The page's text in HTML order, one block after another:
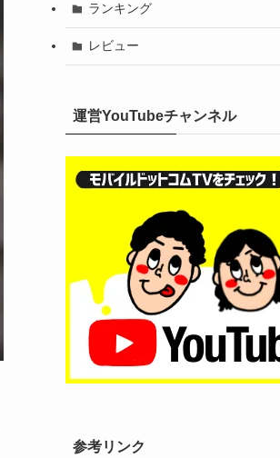
ランキング
レビュー
運営YouTubeチャンネル
参考リンク